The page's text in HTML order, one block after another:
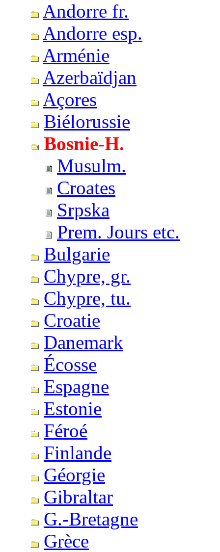
Andorre fr.
Andorre esp.
Arménie
Azerbaïdjan
Açores
Biélorussie
Bosnie-H.
Musulm.
Croates
Srpska
Prem. Jours etc.
Bulgarie
Chypre, gr.
Chypre, tu.
Croatie
Danemark
Écosse
Espagne
Estonie
Féroé
Finlande
Géorgie
Gibraltar
G.-Bretagne
Grèce